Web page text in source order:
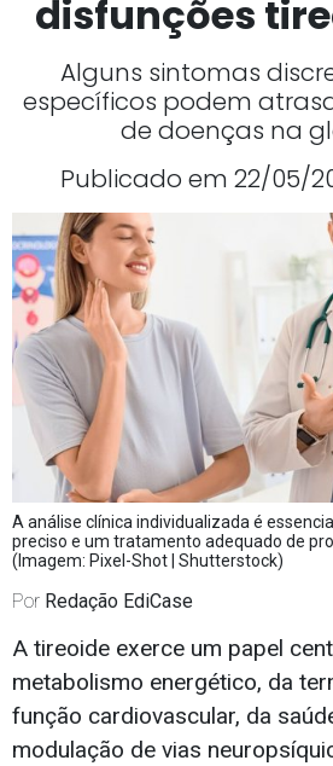
disfunções
Alguns sintomas
específicos podem
de doenças na
Publicado em 22/05/
A análise clínica individualizada é
preciso e um tratamento adequado de
(Imagem: Pixel-Shot | Shutterstock)
Por Redação EdiCase
A tireoide exerce um papel
metabolismo energético, da
função cardiovascular, da
modulação de vias